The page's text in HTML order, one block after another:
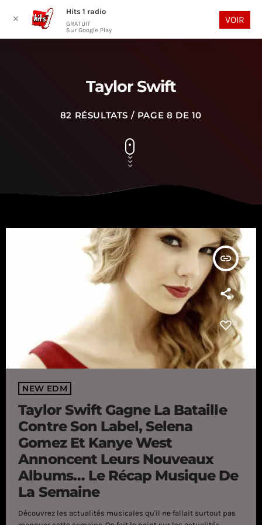
play_arrow
Taylor Swift
82 RÉSULTATS / PAGE 8 DE 10
insert_link
NEW EDM
Taylor Swift Gagne La Bataille
Contre Son Label, Selena
Gomez Et Kanye West
Annoncent Leurs Nouveaux
Albums… Le Récap Musique De
La Semaine
Découvrez les actualités musicales qu'il ne fallait surtout pas
✕
Hits 1 radio
GRATUIT
Sur Google Play
VOIR